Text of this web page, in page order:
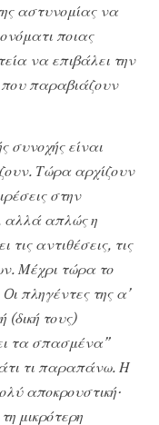
αστυνομίας να
ποιας
να επιβάλει την
παραβιάζουν
συνοχής είναι
Τώρα αρχίζουν
στην
αλλά απλώς η
τις αντιθέσεις, τις
Μέχρι τώρα το
πληγέντες της α’
(δική τους)
τα σπασμένα”
τι παραπάνω. Η
αποκρουστική·
μικρότερη